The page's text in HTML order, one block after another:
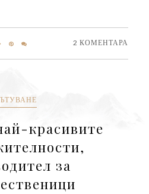
2 КОМЕНТАРА
красивите
за